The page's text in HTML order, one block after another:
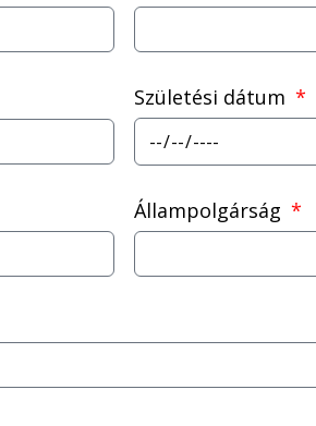
Születési dátum
Állampolgárság